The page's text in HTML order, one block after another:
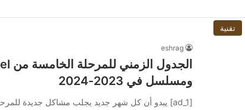
تقنية
eshrag
ومسلسل في 2023-2024